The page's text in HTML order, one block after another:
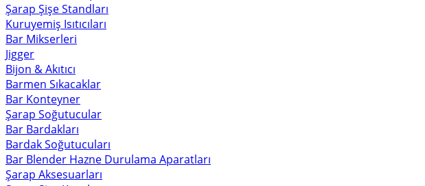
Şarap Şişe Standları
Kuruyemiş Isıtıcıları
Bar Mikserleri
Jigger
Bijon & Akıtıcı
Barmen Sıkacaklar
Bar Konteyner
Şarap Soğutucular
Bar Bardakları
Bardak Soğutucuları
Bar Blender Hazne Durulama Aparatları
Şarap Aksesuarları